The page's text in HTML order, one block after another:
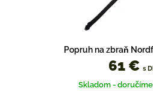
Popruh na zbraň
61 € s
Skladom - doručíme